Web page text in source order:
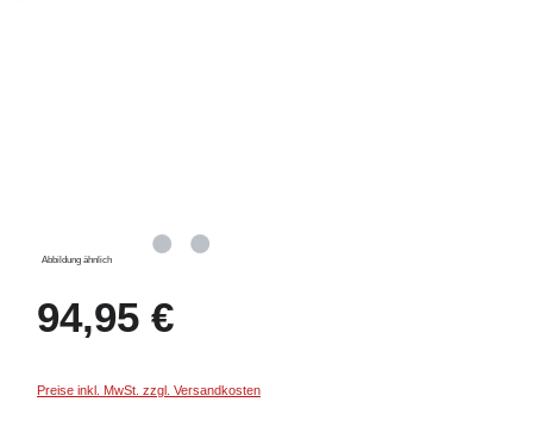
Abbildung ähnlich
94,95 €
Preise inkl. MwSt. zzgl. Versandkosten